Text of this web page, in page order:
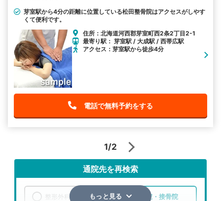
芽室駅から4分の距離に位置している松田整骨院はアクセスがしやす
くて便利です。
住所：北海道河西郡芽室町西2条2丁目2-1
最寄り駅： 芽室駅 / 大成駅 / 西帯広駅
アクセス：芽室駅から徒歩4分
電話で無料予約をする
1/2
通院先を再検索
整形外科 整骨院・接骨院
もっと見る